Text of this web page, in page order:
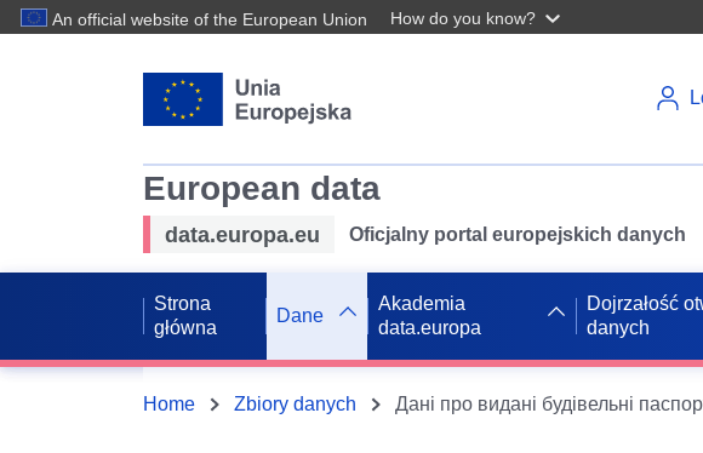
An official website of the European Union How do you know?
European data
data.europa.eu Oficjalny portal europejskich danych
Strona
główna
Dane
Akademia
data.europa
Dojrzałość
danych
Home Zbiory danych Дані про видані будівельні